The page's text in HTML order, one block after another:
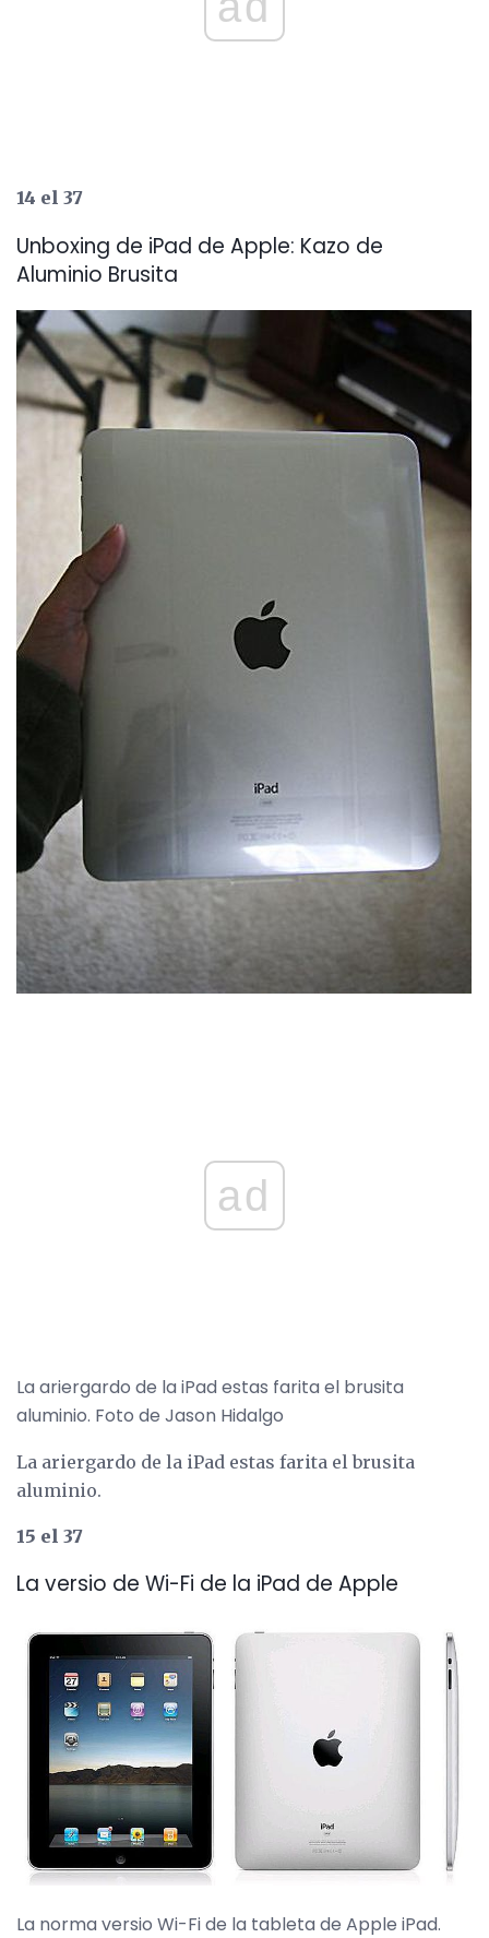
14 el 37
Unboxing de iPad de Apple: Kazo de
Aluminio Brusita
ad
La ariergardo de la iPad estas farita el brusita
aluminio. Foto de Jason Hidalgo
La ariergardo de la iPad estas farita el brusita
aluminio.
15 el 37
La versio de Wi-Fi de la iPad de Apple
La norma versio Wi-Fi de la tableta de Apple iPad.